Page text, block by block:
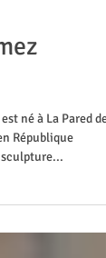
Pared de
Il a commencé la sculpture...